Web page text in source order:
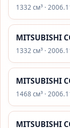
1332 см³ ·
MITSUBISHI
1332 см³ ·
MITSUBISHI
1468 см³ ·
MITSUBISHI